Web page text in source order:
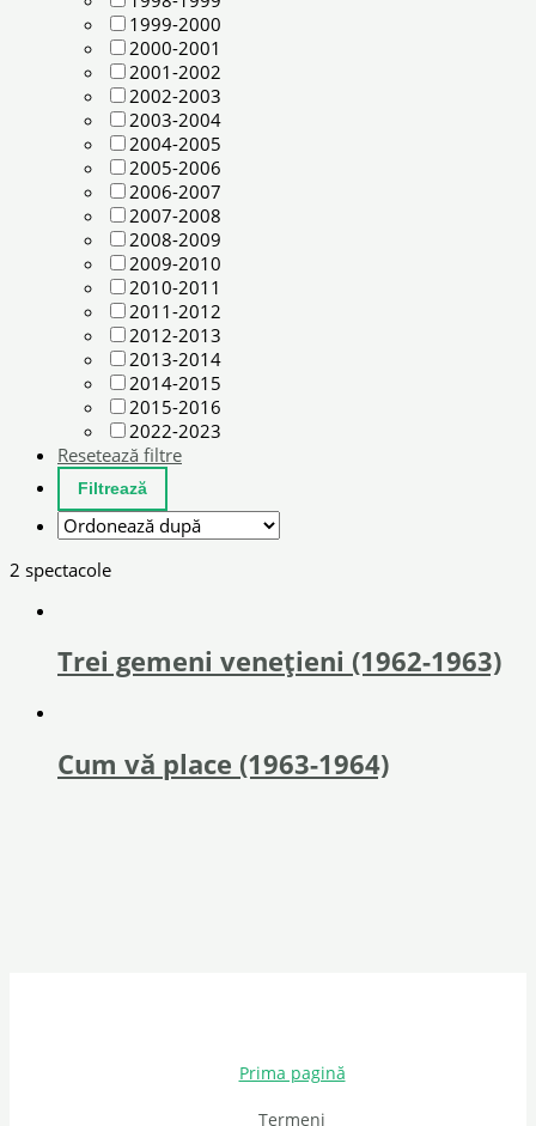
1999-2000
2000-2001
2001-2002
2002-2003
2003-2004
2004-2005
2005-2006
2006-2007
2007-2008
2008-2009
2009-2010
2010-2011
2011-2012
2012-2013
2013-2014
2014-2015
2015-2016
2022-2023
Resetează filtre
2 spectacole
Trei gemeni venețieni (1962-1963)
Cum vă place (1963-1964)
Prima pagină
Termeni